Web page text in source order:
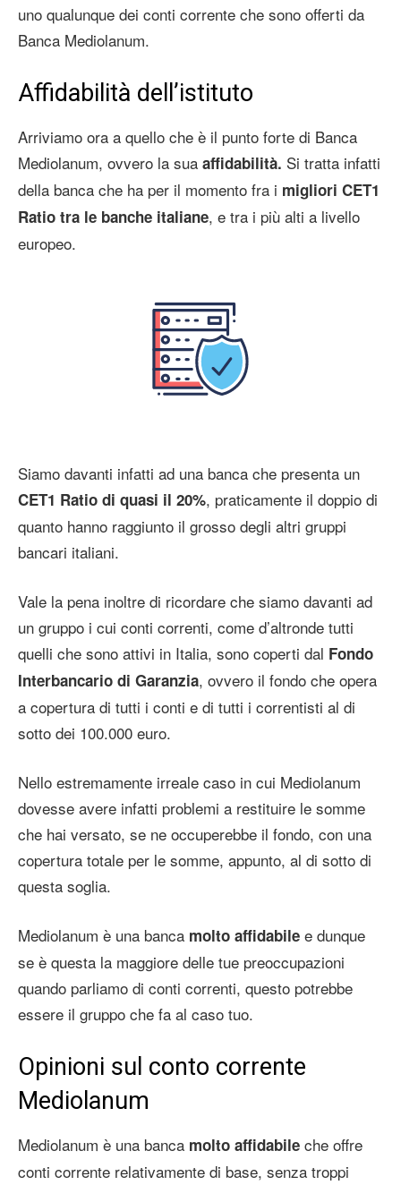
uno qualunque dei conti corrente che sono offerti da
Banca Mediolanum.
Affidabilità dell’istituto
Arriviamo ora a quello che è il punto forte di Banca
Mediolanum, ovvero la sua affidabilità. Si tratta infatti
della banca che ha per il momento fra i migliori CET1
Ratio tra le banche italiane, e tra i più alti a livello
europeo.
Siamo davanti infatti ad una banca che presenta un
CET1 Ratio di quasi il 20%, praticamente il doppio di
quanto hanno raggiunto il grosso degli altri gruppi
bancari italiani.
Vale la pena inoltre di ricordare che siamo davanti ad
un gruppo i cui conti correnti, come d’altronde tutti
quelli che sono attivi in Italia, sono coperti dal Fondo
Interbancario di Garanzia, ovvero il fondo che opera
a copertura di tutti i conti e di tutti i correntisti al di
sotto dei 100.000 euro.
Nello estremamente irreale caso in cui Mediolanum
dovesse avere infatti problemi a restituire le somme
che hai versato, se ne occuperebbe il fondo, con una
copertura totale per le somme, appunto, al di sotto di
questa soglia.
Mediolanum è una banca molto affidabile e dunque
se è questa la maggiore delle tue preoccupazioni
quando parliamo di conti correnti, questo potrebbe
essere il gruppo che fa al caso tuo.
Opinioni sul conto corrente
Mediolanum
Mediolanum è una banca molto affidabile che offre
conti corrente relativamente di base, senza troppi